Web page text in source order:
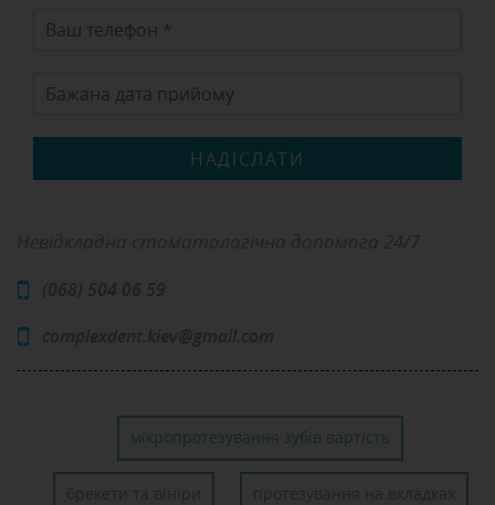
НАДІСЛАТИ
мікропротезування зубів вартість
брекети та вініри протезування на вкладках